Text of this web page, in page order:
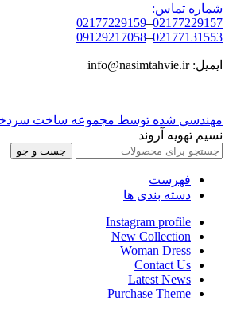
شماره تماس:
02177229157
–
02177229159
02177131553
–
09129217058
ایمیل: info@nasimtahvie.ir
مهندسی شده توسط مجموعه ساخت
نسیم تهویه آروند
جست و جو
فهرست
دسته بندی ها
Instagram profile
New Collection
Woman Dress
Contact Us
Latest News
Purchase Theme